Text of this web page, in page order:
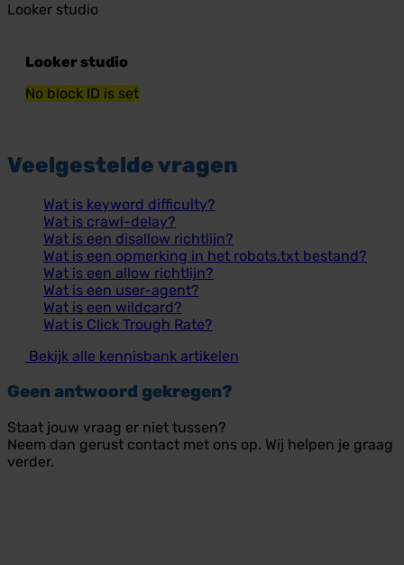
Looker studio
Looker studio
No block ID is set
Veelgestelde vragen
Wat is keyword difficulty?
Wat is crawl-delay?
Wat is een disallow richtlijn?
Wat is een opmerking in het robots.txt bestand?
Wat is een allow richtlijn?
Wat is een user-agent?
Wat is een wildcard?
Wat is Click Trough Rate?
Bekijk alle kennisbank artikelen
Geen antwoord gekregen?
Staat jouw vraag er niet tussen?
Neem dan gerust contact met ons op. Wij helpen je graag
verder.